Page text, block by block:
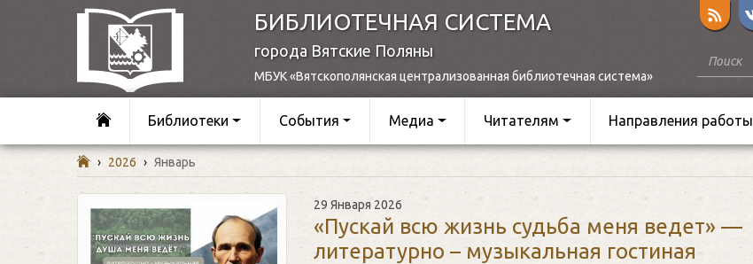
БИБЛИОТЕЧНАЯ СИСТЕМА
города Вятские Поляны
МБУК «Вятскополянская централизованная библиотечная система»
Библиотеки События Медиа Читателям Направления работы
› 2026 › Январь
29 Января 2026
«Пускай всю жизнь судьба меня ведет» —
литературно – музыкальная гостиная